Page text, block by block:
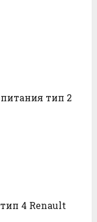
тип 2
4 Renault